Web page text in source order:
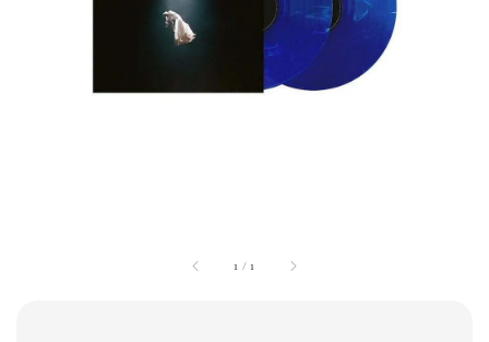
1 /1